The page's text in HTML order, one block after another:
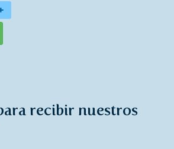
recibir nuestros